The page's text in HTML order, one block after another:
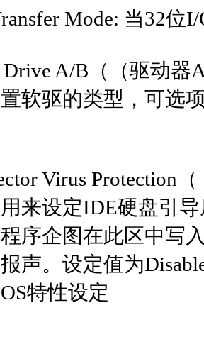
Mode: 当32位I/
A/B（（驱动器
驱的类型，可选项:
Virus Protection（
设定IDE硬盘引导
序企图在此区中写
声。设定值为
特性设定